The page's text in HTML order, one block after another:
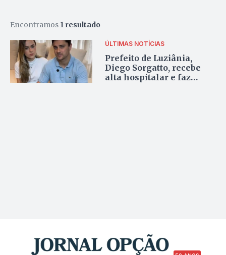
Encontramos 1 resultado
ÚLTIMAS NOTÍCIAS
Prefeito de Luziânia,
Diego Sorgatto, recebe
alta hospitalar e faz